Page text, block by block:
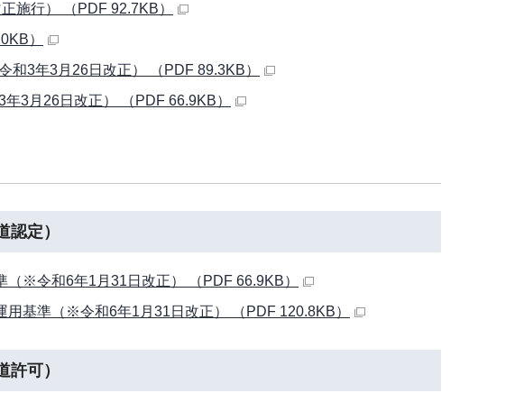
施行） （PDF 92.7KB）
）
3年3月26日改正） （PDF 89.3KB）
3月26日改正） （PDF 66.9KB）
定）
※令和6年1月31日改正） （PDF 66.9KB）
基準（※令和6年1月31日改正） （PDF 120.8KB）
可）